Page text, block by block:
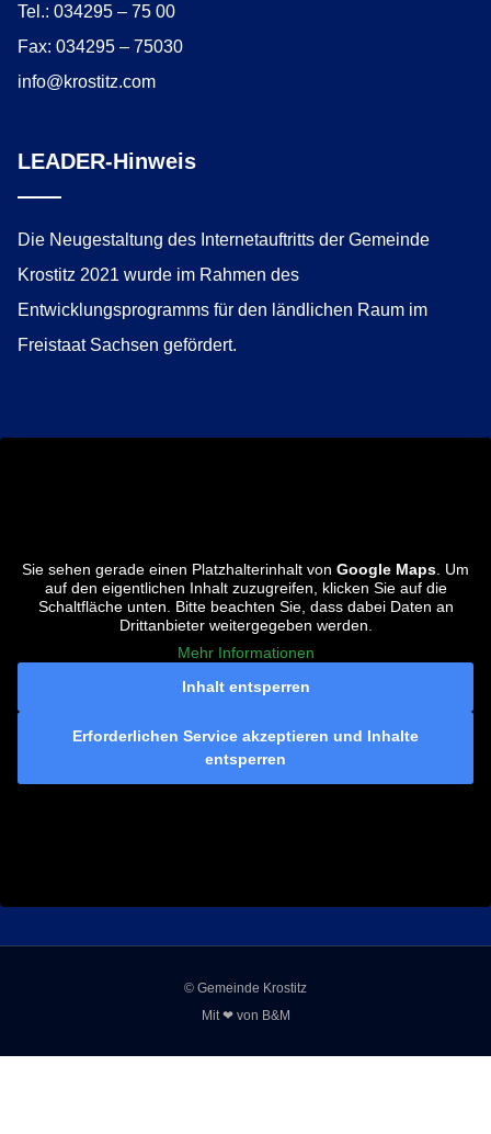
Tel.: 034295 – 75 00
Fax: 034295 – 75030
info@krostitz.com
LEADER-Hinweis
Die Neugestaltung des Internetauftritts der Gemeinde
Krostitz 2021 wurde im Rahmen des
Entwicklungsprogramms für den ländlichen Raum im
Freistaat Sachsen gefördert.
Sie sehen gerade einen Platzhalterinhalt von Google Maps . Um
auf den eigentlichen Inhalt zuzugreifen, klicken Sie auf die
Schaltfläche unten. Bitte beachten Sie, dass dabei Daten an
Drittanbieter weitergegeben werden.
Mehr Informationen
Inhalt entsperren
Erforderlichen Service akzeptieren und Inhalte
entsperren
© Gemeinde Krostitz
Mit ❤ von B&M